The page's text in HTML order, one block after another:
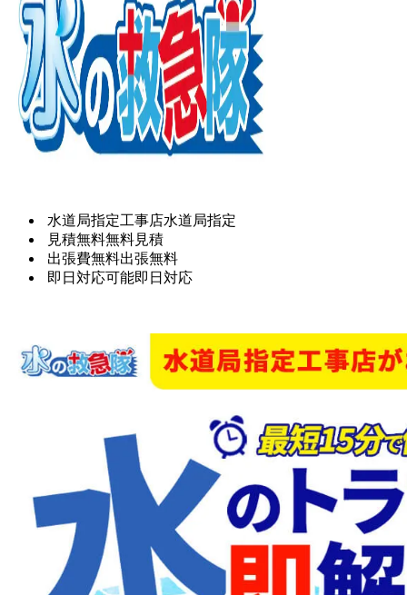
水道局指定工事店水道局指定
見積無料無料見積
出張費無料出張無料
即日対応可能即日対応